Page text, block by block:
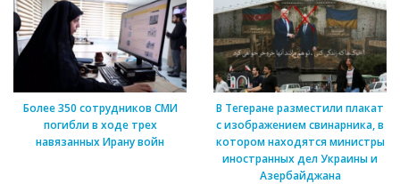
Более 350 сотрудников СМИ
погибли в ходе трех
навязанных Ирану войн
В Тегеране разместили плакат
с изображением свинарника, в
котором находятся министры
иностранных дел Украины и
Азербайджана